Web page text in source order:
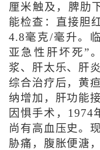
厘米触及，脾肋
能检查：直接胆
4.8毫克/毫升。
亚急性肝坏死”
浆、肝太乐、肝
综合治疗后，黄
纳增加，肝功能
因惧手术，1974
尚有高血压史。
胁痛，腹胀便溏